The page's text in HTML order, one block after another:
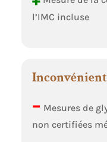
l’IMC incluse
– Mesures de
non certifiées